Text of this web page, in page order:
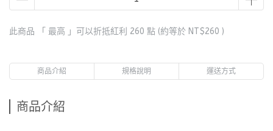
此商品 「 最高 」可以折抵紅利 260 點 (約等於 NT$260 )
商品介紹 規格說明 運送方式
商品介紹